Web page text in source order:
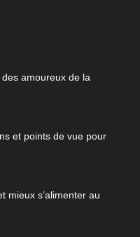
amoureux de la
et points de vue pour
mieux s’alimenter au